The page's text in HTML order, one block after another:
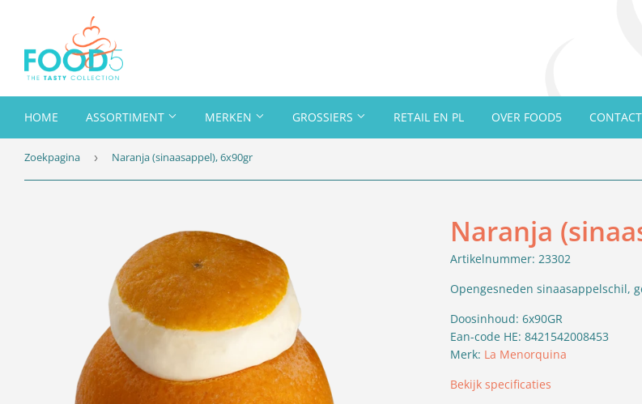
HOME ASSORTIMENT MERKEN GROSSIERS RETAIL EN PL OVER FOOD5 CONTACT
Zoekpagina › Naranja (sinaasappel), 6x90gr
Naranja
Artikelnummer: 23302
Opengesneden sinaasappelschil,
Doosinhoud: 6x90GR
Ean-code HE: 8421542008453
Merk: La Menorquina
Bekijk specificaties